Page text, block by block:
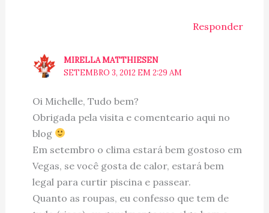
Responder
MIRELLA MATTHIESEN
SETEMBRO 3, 2012 EM 2:29 AM
Oi Michelle, Tudo bem?
Obrigada pela visita e comenteario aqui no
blog
Em setembro o clima estará bem gostoso em
Vegas, se você gosta de calor, estará bem
legal para curtir piscina e passear.
Quanto as roupas, eu confesso que tem de